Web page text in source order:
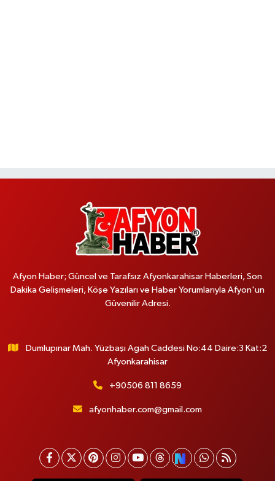
Afyon Haber; Güncel ve Tarafsız Afyonkarahisar Haberleri, Son
Dakika Gelişmeleri, Köşe Yazıları ve Haber Yorumlarıyla Afyon'un
Güvenilir Adresi.
Dumlupınar Mah. Yüzbaşı Agah Caddesi No:44 Daire:3 Kat:2
Afyonkarahisar
+90506 811 8659
afyonhaber.com@gmail.com